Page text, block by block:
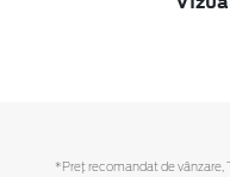
*Preţ recomandat de vânzare,